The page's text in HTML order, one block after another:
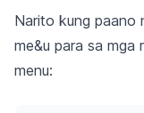
Narito kung paano
me&u para sa mga
menu: